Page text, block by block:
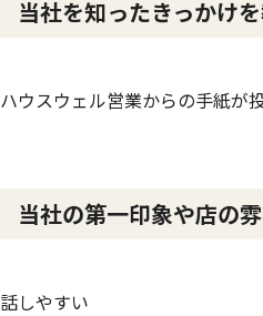
当社を知ったきっかけ
ハウスウェル営業からの手紙が
当社の第一印象や店
話しやすい